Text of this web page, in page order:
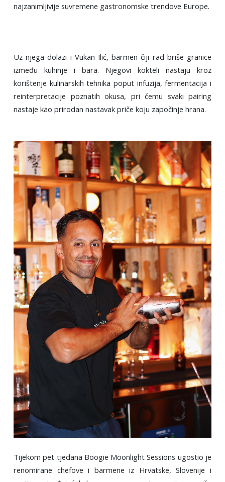
najzanimljivije suvremene gastronomske trendove Europe.
Uz njega dolazi i Vukan Ilić, barmen čiji rad briše granice
između kuhinje i bara. Njegovi kokteli nastaju kroz
korištenje kulinarskih tehnika poput infuzija, fermentacija i
reinterpretacije poznatih okusa, pri čemu svaki pairing
nastaje kao prirodan nastavak priče koju započinje hrana.
Tijekom pet tjedana Boogie Moonlight Sessions ugostio je
renomirane chefove i barmene iz Hrvatske, Slovenije i